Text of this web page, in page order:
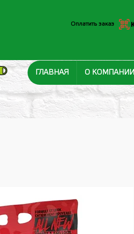
ГЛАВНАЯ О КОМПАНИИ
Оплатить заказ